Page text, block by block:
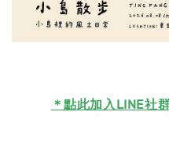
＊點此加入LINE社